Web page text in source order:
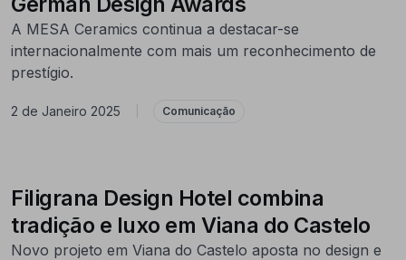
A MESA Ceramics continua a destacar-se
internacionalmente com mais um reconhecimento de
prestígio.
2 de Janeiro 2025 Comunicação
Filigrana Design Hotel combina
tradição e luxo em Viana do Castelo
Novo projeto em Viana do Castelo aposta no design e